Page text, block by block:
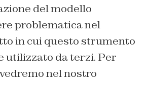
del modello
problematica nel
in cui questo strumento
utilizzato da terzi. Per
nel nostro